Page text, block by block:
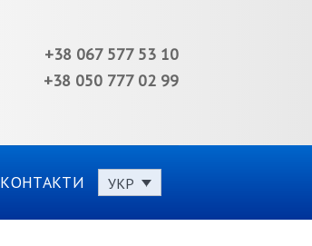
+38 067 577 53 10
+38 050 777 02 99
КОНТАКТИ УКР